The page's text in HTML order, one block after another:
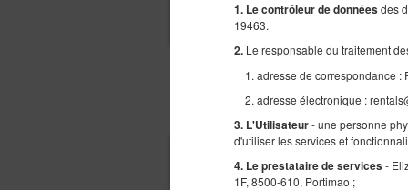
1. Le contrôleur de données des
19463.
2. Le responsable du traitement
1. adresse de correspondance :
2. adresse électronique :
3. L'Utilisateur- une personne
d'utiliser les services et
4. Le prestataire de services -
1F, 8500-610, Portimao ;
AOÛT
2026
Choisissez une offre